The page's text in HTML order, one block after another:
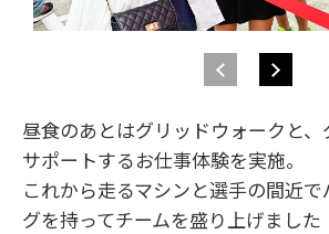
昼食のあとはグリッドウォークと
サポートするお仕事体験を実施。
これから走るマシンと選手の間近
グを持ってチームを盛り上げました